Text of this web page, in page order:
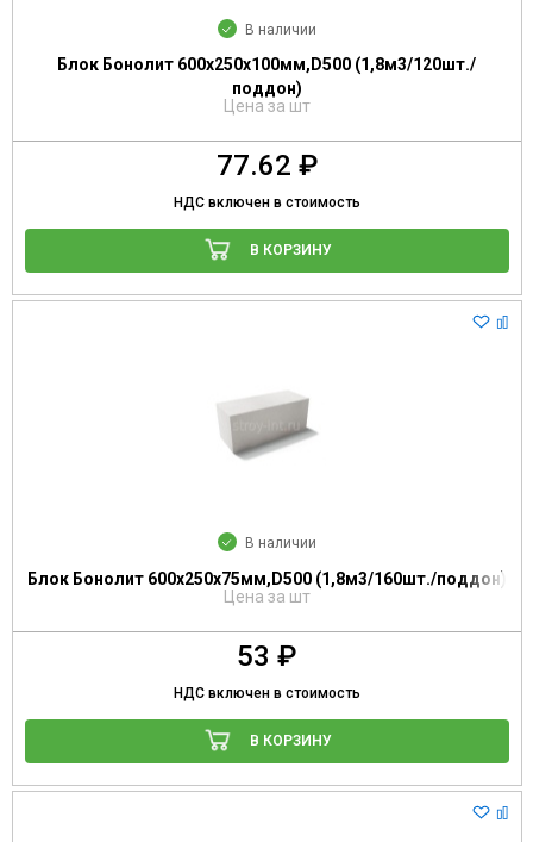
В наличии
Блок Бонолит 600х250х100мм,D500 (1,8м3/120шт./
поддон)
Цена за шт
77.62 ₽
НДС включен в стоимость
В КОРЗИНУ
В наличии
Блок Бонолит 600х250х75мм,D500 (1,8м3/160шт./поддон)
Цена за шт
53 ₽
НДС включен в стоимость
В КОРЗИНУ